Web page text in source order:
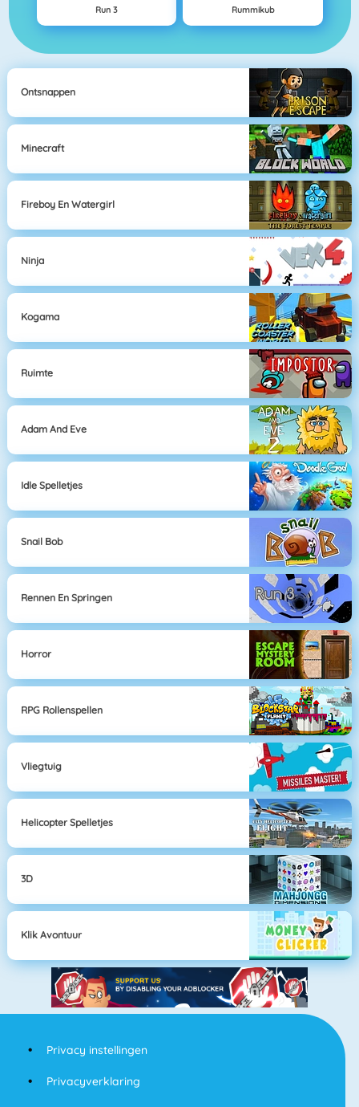
Run 3 Rummikub
Ontsnappen
Minecraft
Fireboy En Watergirl
Ninja
Kogama
Ruimte
Adam And Eve
Idle Spelletjes
Snail Bob
Rennen En Springen
Horror
RPG Rollenspellen
Vliegtuig
Helicopter Spelletjes
3D
Klik Avontuur
Privacy instellingen
Privacyverklaring